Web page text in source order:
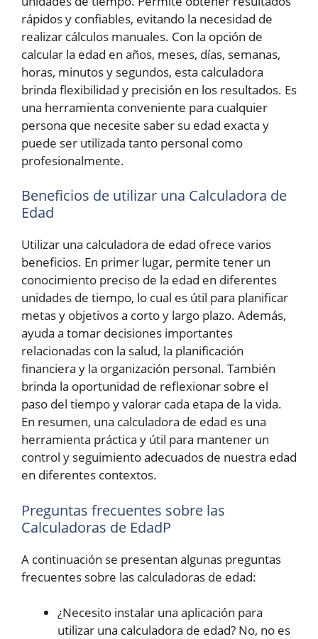
rápidos y confiables, evitando la necesidad de
realizar cálculos manuales. Con la opción de
calcular la edad en años, meses, días, semanas,
horas, minutos y segundos, esta calculadora
brinda flexibilidad y precisión en los resultados. Es
una herramienta conveniente para cualquier
persona que necesite saber su edad exacta y
puede ser utilizada tanto personal como
profesionalmente.
Beneficios de utilizar una Calculadora de
Edad
Utilizar una calculadora de edad ofrece varios
beneficios. En primer lugar, permite tener un
conocimiento preciso de la edad en diferentes
unidades de tiempo, lo cual es útil para planificar
metas y objetivos a corto y largo plazo. Además,
ayuda a tomar decisiones importantes
relacionadas con la salud, la planificación
financiera y la organización personal. También
brinda la oportunidad de reflexionar sobre el
paso del tiempo y valorar cada etapa de la vida.
En resumen, una calculadora de edad es una
herramienta práctica y útil para mantener un
control y seguimiento adecuados de nuestra edad
en diferentes contextos.
Preguntas frecuentes sobre las
Calculadoras de EdadP
A continuación se presentan algunas preguntas
frecuentes sobre las calculadoras de edad:
¿Necesito instalar una aplicación para
utilizar una calculadora de edad? No, no es